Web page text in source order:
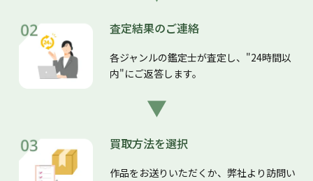
査定結果のご連絡
各ジャンルの鑑定士が査定し、"24時間以
内"にご返答します。
買取方法を選択
作品をお送りいただくか、弊社より訪問い